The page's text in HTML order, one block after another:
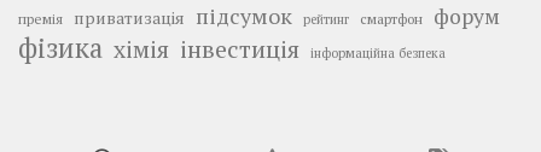
премія приватизація підсумок рейтинг смартфон форум
фізика хімія інвестиція інформаційна безпека